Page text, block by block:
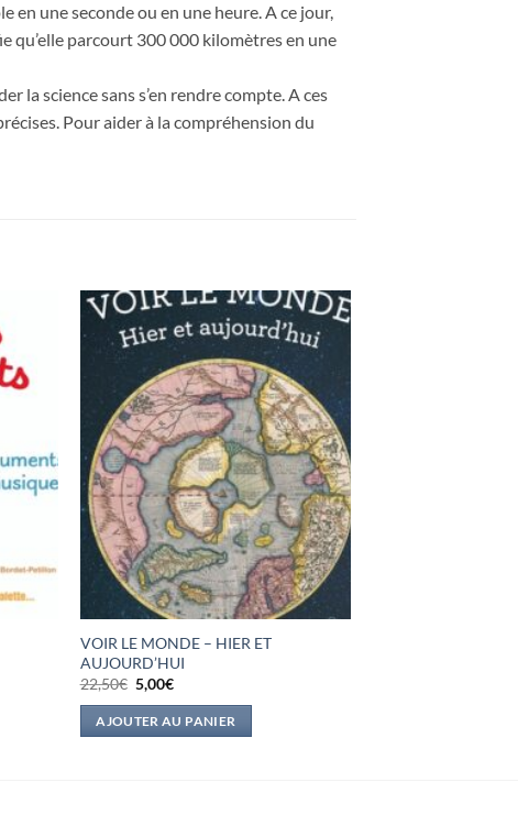
en une seconde ou en une heure. A ce jour,
qu’elle parcourt 300 000 kilomètres en une
la science sans s’en rendre compte. A ces
Pour aider à la compréhension du
VOIR LE MONDE – HIER ET
AUJOURD’HUI
22,50€ Le
prix
initial
était :
5,00€Le
actuel
est :
AJOUTER AU PANIER